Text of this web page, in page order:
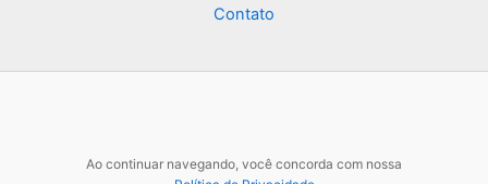
Contato
Ao continuar navegando, você concorda com nossa